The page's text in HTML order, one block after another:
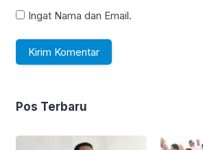
Ingat Nama dan Email.
Pos Terbaru